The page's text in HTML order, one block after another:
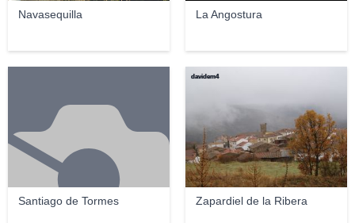
Navasequilla La Angostura
Santiago de Tormes Zapardiel de la Ribera
davidem4